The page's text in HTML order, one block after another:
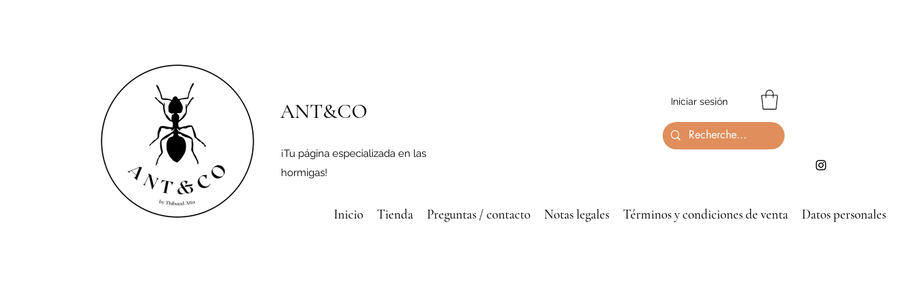
ANT&CO
¡Tu página especializada en las
hormigas!
Iniciar sesión
Inicio Tienda Preguntas / contacto Notas legales Términos y condiciones de venta Datos personales